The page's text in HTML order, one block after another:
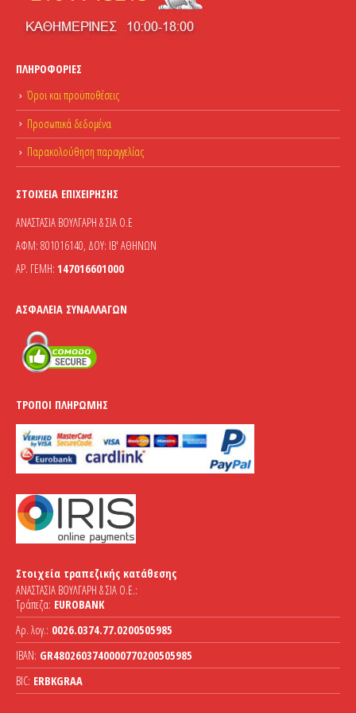
ΠΛΗΡΟΦΟΡΊΕΣ
Όροι και προϋποθέσεις
Προσωπικά δεδομένα
Παρακολούθηση παραγγελίας
ΣΤΟΙΧΕΊΑ ΕΠΙΧΕΊΡΗΣΗΣ
ΑΝΑΣΤΑΣΙΑ ΒΟΥΛΓΑΡΗ & ΣΙΑ Ο.Ε
ΑΦΜ: 801016140, ΔΟΥ: ΙΒ' ΑΘΗΝΩΝ
ΑΡ. ΓΕΜΗ: 147016601000
ΑΣΦΆΛΕΙΑ ΣΥΝΑΛΛΑΓΏΝ
ΤΡΌΠΟΙ ΠΛΗΡΩΜΉΣ
Στοιχεία τραπεζικής κατάθεσης
ΑΝΑΣΤΑΣΙΑ ΒΟΥΛΓΑΡΗ & ΣΙΑ Ο.Ε.:
Τράπεζα: EUROBANK
Αρ. λογ.: 0026.0374.77.0200505985
IBAN: GR4802603740000770200505985
BIC: ERBKGRAA